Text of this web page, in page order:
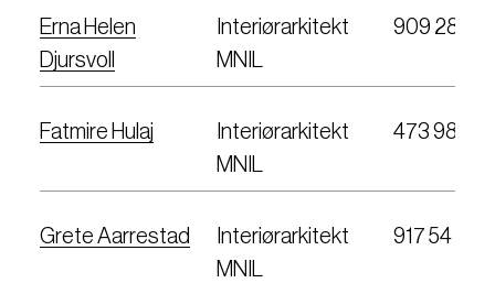
Erna Helen
Djursvoll
Interiørarkitekt
MNIL
909 28
Fatmire Hulaj
Interiørarkitekt
MNIL
473 98 935
Grete Aarrestad
Interiørarkitekt
MNIL
917 54 159